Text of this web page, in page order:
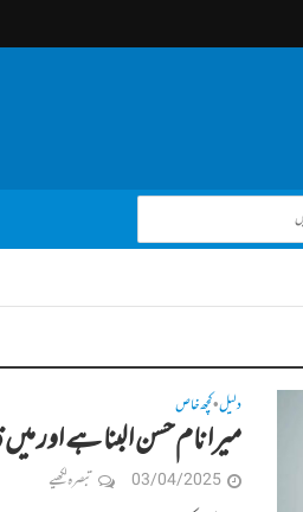
دلیل•کچھ خاص
میرا نام حسن البنا ہے اور
03/04/2025 تبصرہ لکھیے